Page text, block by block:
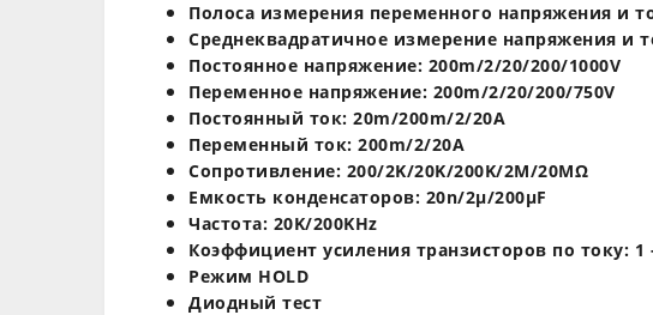
Полоса измерения переменного напряжения и
Среднеквадратичное измерение напряжения и
Постоянное напряжение: 200m/2/20/200/1000V
Переменное напряжение: 200m/2/20/200/750V
Постоянный ток: 20m/200m/2/20A
Переменный ток: 200m/2/20A
Сопротивление: 200/2K/20K/200K/2M/20MΩ
Емкость конденсаторов: 20n/2μ/200μF
Частота: 20K/200KHz
Коэффициент усиления транзисторов по току: 1
Режим HOLD
Диодный тест